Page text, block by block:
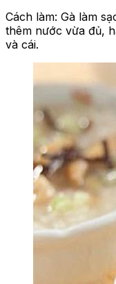
Cách làm: Gà làm
thêm nước vừa đủ,
và cái.